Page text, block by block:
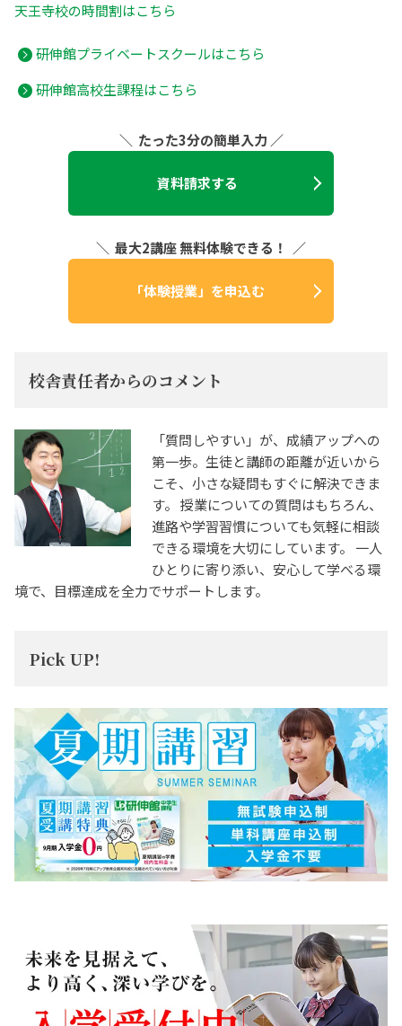
天王寺校の時間割はこちら
研伸館プライベートスクールはこちら
研伸館高校生課程はこちら
＼ たった3分の簡単入力 ／
資料請求する
＼ 最大2講座 無料体験できる！ ／
「体験授業」を申込む
校舎責任者からのコメント
「質問しやすい」が、成績アップへの
第一歩。生徒と講師の距離が近いから
こそ、小さな疑問もすぐに解決できま
す。 授業についての質問はもちろん、
進路や学習習慣についても気軽に相談
できる環境を大切にしています。 一人
ひとりに寄り添い、安心して学べる環
境で、目標達成を全力でサポートします。
Pick UP!